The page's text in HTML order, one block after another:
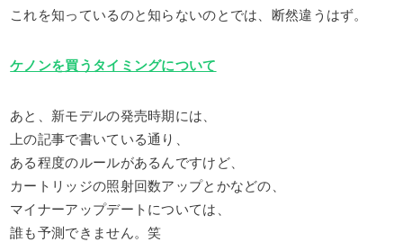
これを知っているのと知らないのとでは、断然違うはず。
ケノンを買うタイミングについて
あと、新モデルの発売時期には、
上の記事で書いている通り、
ある程度のルールがあるんですけど、
カートリッジの照射回数アップとかなどの、
マイナーアップデートについては、
誰も予測できません。笑